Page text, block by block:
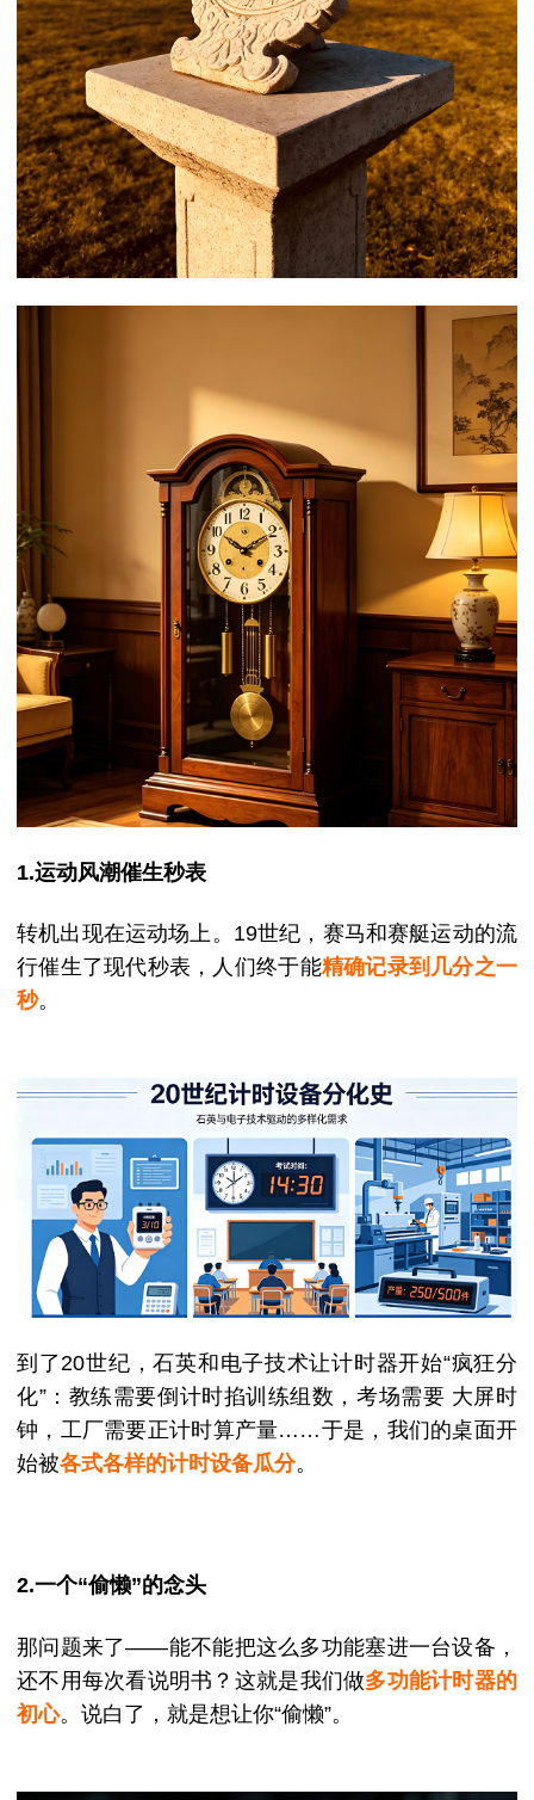
1.运动风潮催生秒表
转机出现在运动场上。 19世纪，赛马和赛艇运动的流
行催生了现代秒表，人们终于能精确记录到几分之一
秒。
到了20世纪，石英和电子技术让计时器开始“疯狂分
化”： 教练需要倒计时掐训练组数，考场需要 大屏时
钟 ， 工厂需要正计时算产量……于是，我们的桌面开
始被各式各样的计时设备瓜分。
2.一个“偷懒”的念头
那问题来了——能不能把这么多功能塞进一台设备，
还不用每次看说明书？ 这就是我们做多功能计时器的
初心。说白了，就是想让你“偷懒”。